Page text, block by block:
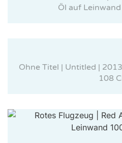
Öl auf
Ohne Titel | Untitled |
108